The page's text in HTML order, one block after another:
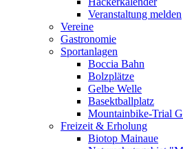
Veranstaltung melden
Vereine
Gastronomie
Sportanlagen
Boccia Bahn
Bolzplätze
Gelbe Welle
Basektballplatz
Mountainbike-Trial
Freizeit & Erholung
Biotop Mainaue